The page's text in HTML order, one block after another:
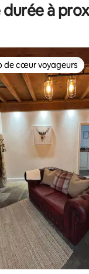
à
la base de 108
cœur voyageurs les
de cœur voyageurs